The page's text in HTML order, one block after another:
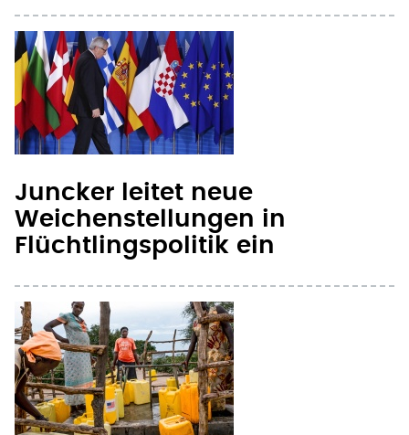
Juncker leitet neue
Weichenstellungen in
Flüchtlingspolitik ein
Frauen trifft der Klimawandel